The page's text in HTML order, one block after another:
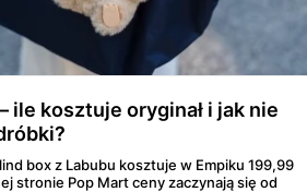
ile kosztuje oryginał i jak nie
box z Labubu kosztuje w Empiku 199,99
stronie Pop Mart ceny zaczynają się od